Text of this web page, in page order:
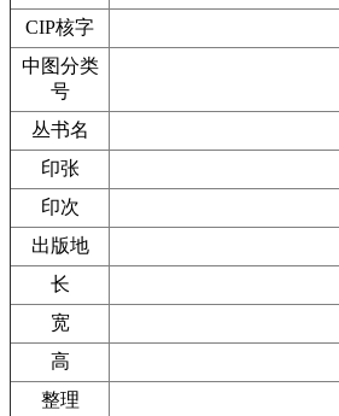
CIP核字
中图分类
号
丛书名
印张
印次
出版地
长
宽
高
整理